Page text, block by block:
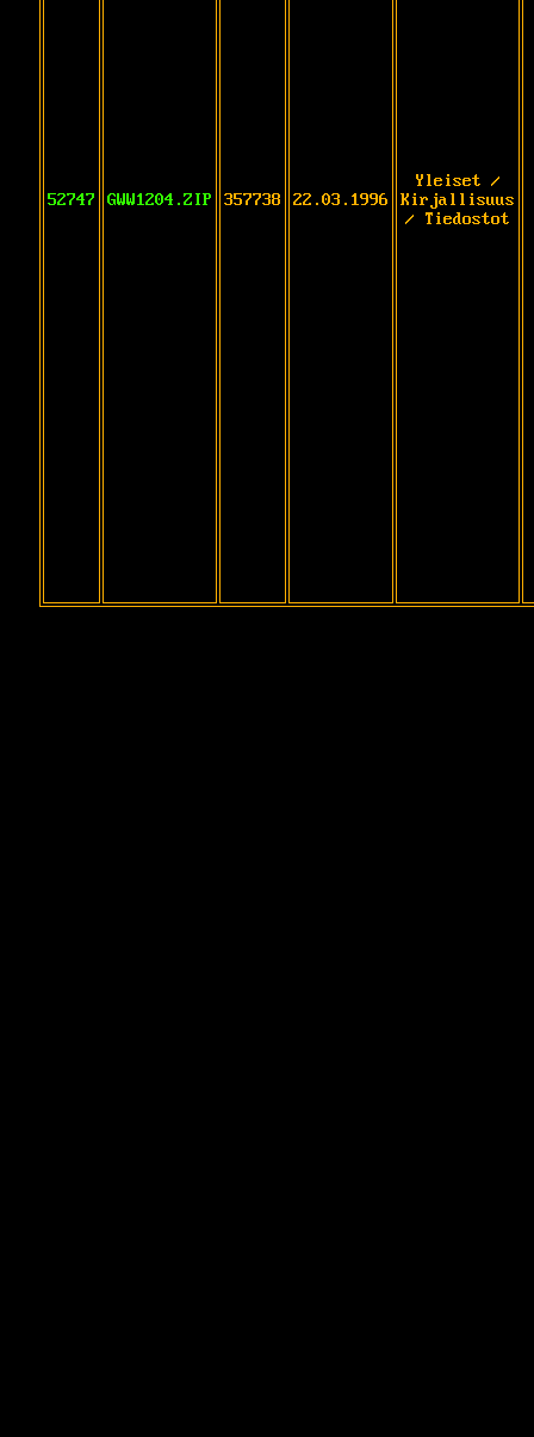
52747 GWW1204.ZIP 357738 22.03.1996
Yleiset /
Kirjallisuus
/ Tiedostot